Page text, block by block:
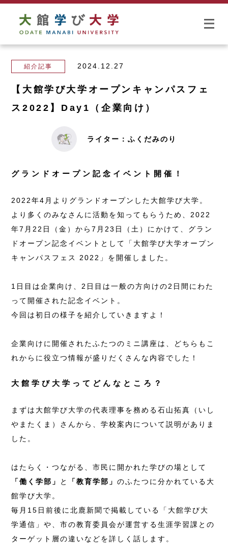
紹介記事 2024.12.27
【大館学び大学オープンキャンパスフェ
ス2022】Day1（企業向け）
ライター：ふくだみのり
グランドオープン記念イベント開催！
2022年4月よりグランドオープンした大館学び大学。
より多くのみなさんに活動を知ってもらうため、2022
年7月22日（金）から7月23日（土）にかけて、グラン
ドオープン記念イベントとして「大館学び大学オープン
キャンパスフェス 2022」を開催しました。
1日目は企業向け、2日目は一般の方向けの2日間にわた
って開催された記念イベント。
今回は初日の様子を紹介していきますよ！
企業向けに開催されたふたつのミニ講座は、どちらもこ
れからに役立つ情報が盛りだくさんな内容でした！
大館学び大学ってどんなところ？
まずは大館学び大学の代表理事を務める石山拓真（いし
やまたくま）さんから、学校案内について説明がありま
した。
はたらく・つながる、市民に開かれた学びの場として
「働く学部」 と 「教育学部」のふたつに分かれている大
館学び大学。
毎月15日前後に北鹿新聞で掲載している「大館学び大
学通信」や、市の教育委員会が運営する生涯学習課との
ターゲット層の違いなどを詳しく話します。